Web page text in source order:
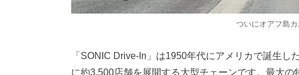
ついにオアフ島
「SONIC Drive-In」は1950年代にアメリカで誕生
に約3,500店舗を展開する大型チェーンです。最大